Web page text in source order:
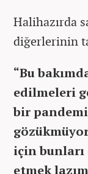
Halihazırda
diğerlerinin
“Bu
edilmeleri
bir
için
etmek